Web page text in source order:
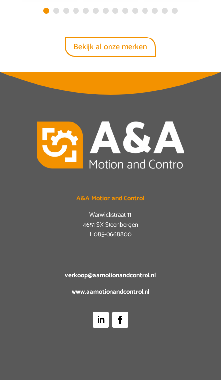
Bekijk al onze merken
A&A Motion and Control
Warwickstraat 11
4651 SX Steenbergen
T085-0668800
verkoop@aamotionandcontrol.nl
www.aamotionandcontrol.nl